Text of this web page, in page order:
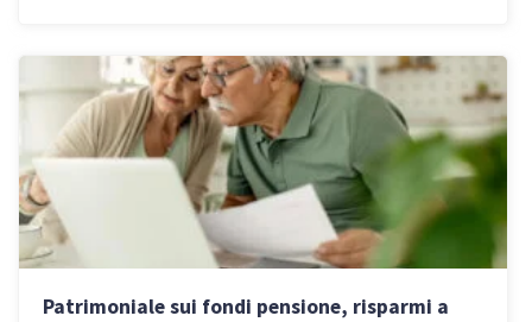
Patrimoniale sui fondi pensione, risparmi a